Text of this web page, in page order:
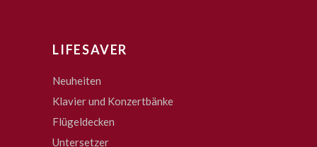
LIFESAVER
Neuheiten
Klavier und Konzertbänke
Flügeldecken
Untersetzer